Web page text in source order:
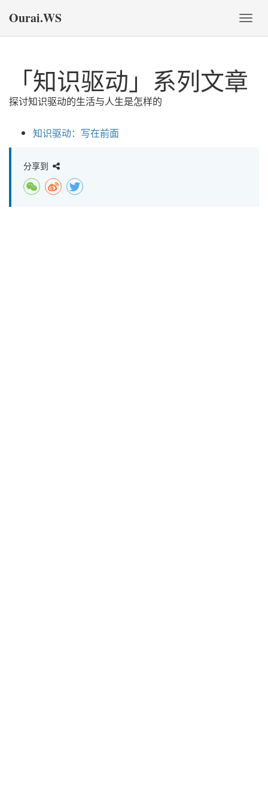
切
换
Ourai.WS
「知识驱动」系列文章
探讨知识驱动的生活与人生是怎样的
知识驱动：写在前面
分享到